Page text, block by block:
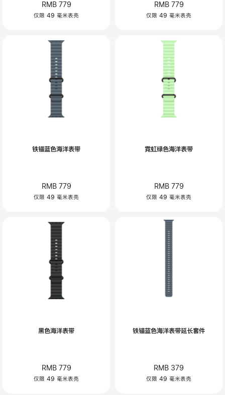
RMB 779
仅限 49 毫米表壳
RMB 779
仅限 49 毫米表壳
铁锚蓝色海洋表带
RMB 779
仅限 49 毫米表壳
霓虹绿色海洋表带
RMB 779
仅限 49 毫米表壳
黑色海洋表带
RMB 779
仅限 49 毫米表壳
铁锚蓝色海洋表带延长套件
RMB 379
仅限 49 毫米表壳